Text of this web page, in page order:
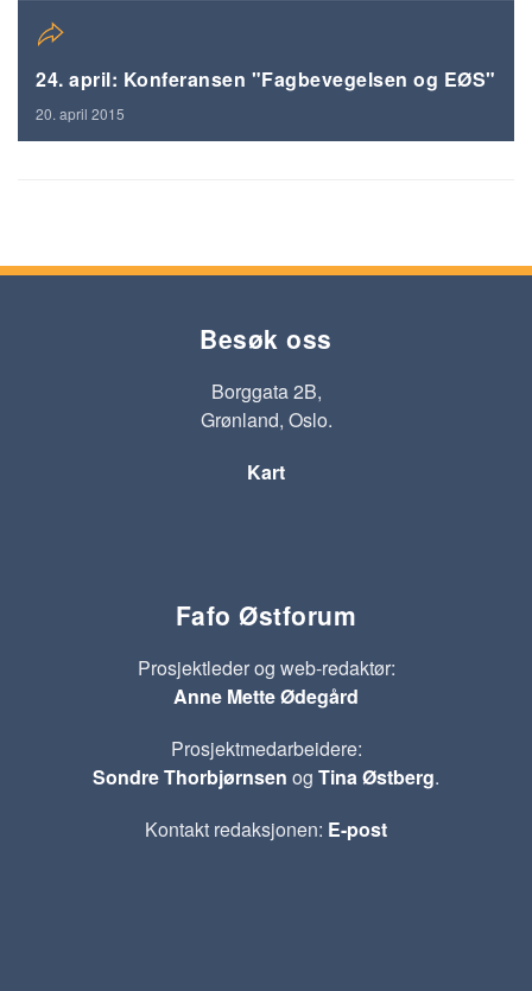
24. april: Konferansen "Fagbevegelsen og EØS"
20. april 2015
Besøk oss
Borggata 2B,
Grønland, Oslo.
Kart
Fafo Østforum
Prosjektleder og web-redaktør:
Anne Mette Ødegård
Prosjektmedarbeidere:
Sondre Thorbjørnsen og Tina Østberg.
Kontakt redaksjonen: E-post